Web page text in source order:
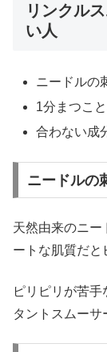
リンクル
い人
ニードルの
1分まつこ
合わない成
ニードルの
天然由来のニー
ートな肌質だと
ピリピリが苦
タントスムーサ